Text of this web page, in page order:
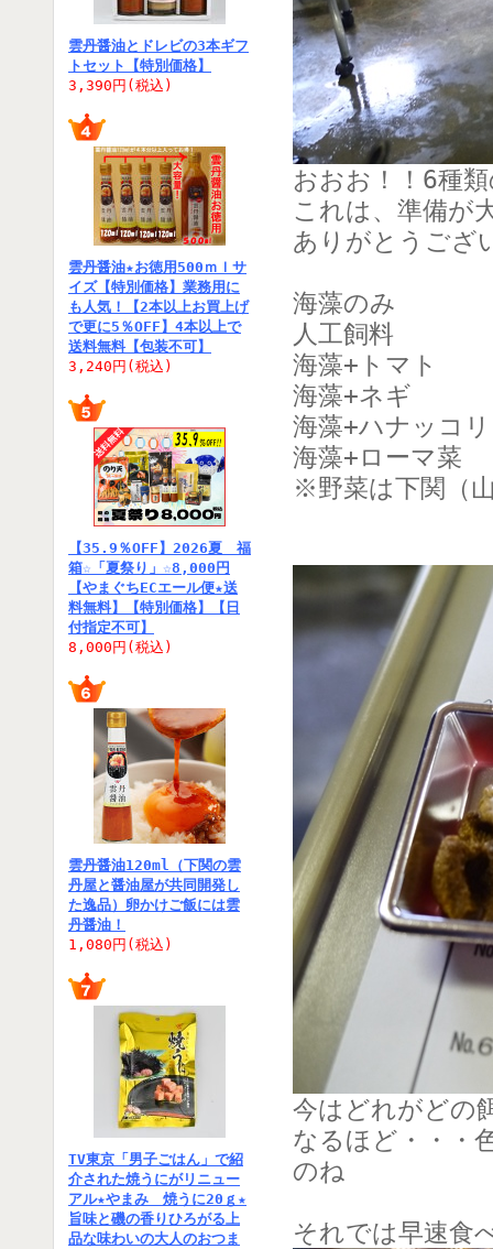
雲丹醤油とドレビの3本ギフ
トセット【特別価格】
3,390円(税込)
雲丹醤油★お徳用500ｍｌサ
イズ【特別価格】業務用に
も人気！【2本以上お買上げ
で更に5％OFF】4本以上で
送料無料【包装不可】
3,240円(税込)
【35.9％OFF】2026夏 福
箱☆「夏祭り」☆8,000円
【やまぐちECエール便★送
料無料】【特別価格】【日
付指定不可】
8,000円(税込)
雲丹醤油120ml（下関の雲
丹屋と醤油屋が共同開発し
た逸品）卵かけご飯には雲
丹醤油！
1,080円(税込)
TV東京「男子ごはん」で紹
介された焼うにがリニュー
アル★やまみ 焼うに20ｇ★
旨味と磯の香りひろがる上
品な味わいの大人のおつま
おおお！！6種
これは、準備が
ありがとうござ
海藻のみ
人工飼料
海藻+トマト
海藻+ネギ
海藻+ハナッコ
海藻+ローマ菜
※野菜は下関（
今はどれがどの
なるほど・・・
のね
それでは早速食